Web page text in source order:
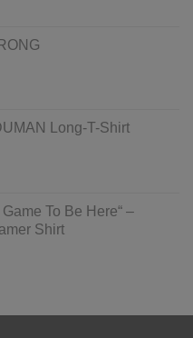
Long-T-Shirt
To Be Here“ –
Shirt